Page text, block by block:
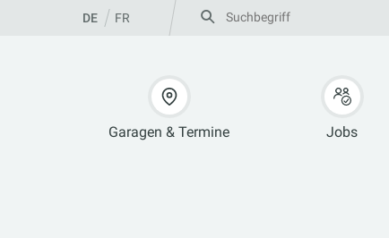
DE FR
Suche
nach:
Garagen & Termine Jobs